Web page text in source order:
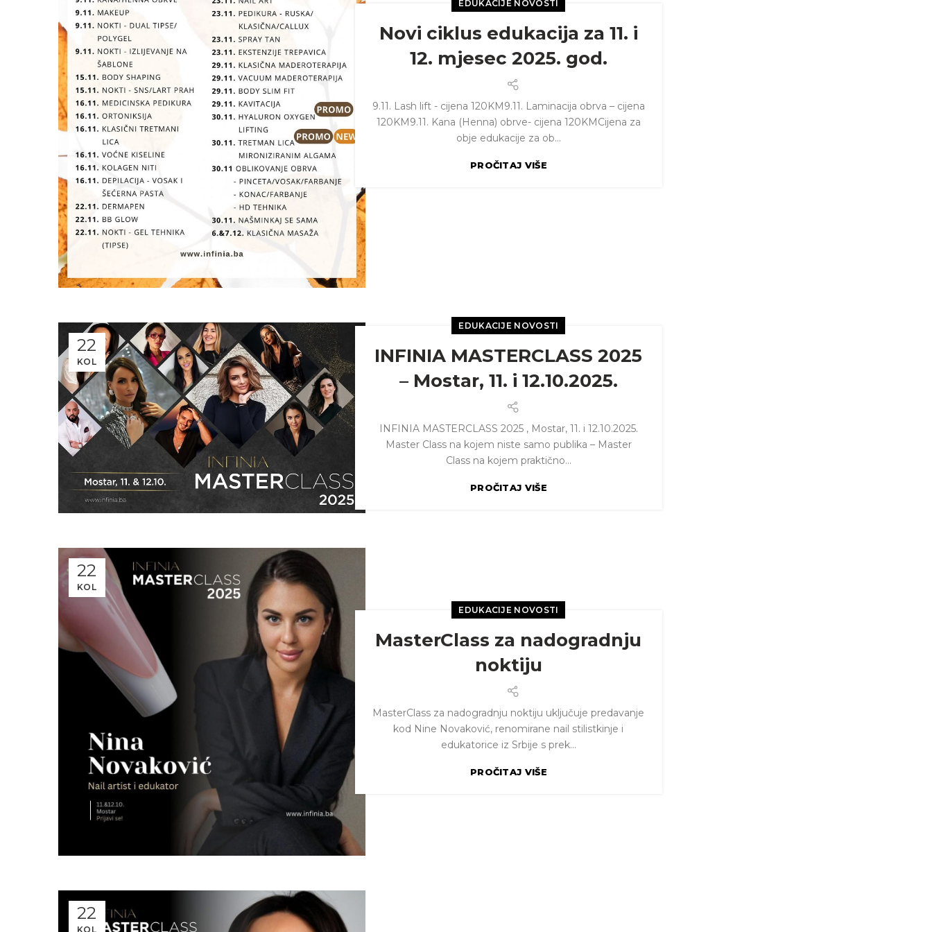
EDUKACIJE NOVOSTI
Novi ciklus edukacija za 11. i
12. mjesec 2025. god.
9.11. Lash lift - cijena 120KM9.11. Laminacija obrva – cijena
120KM9.11. Kana (Henna) obrve- cijena 120KMCijena za
obje edukacije za ob...
PROČITAJ VIŠE
22
KOL
EDUKACIJE NOVOSTI
INFINIA MASTERCLASS 2025
– Mostar, 11. i 12.10.2025.
INFINIA MASTERCLASS 2025 , Mostar, 11. i 12.10.2025.
Master Class na kojem niste samo publika – Master
Class na kojem praktično...
PROČITAJ VIŠE
22
KOL
EDUKACIJE NOVOSTI
MasterClass za nadogradnju
noktiju
MasterClass za nadogradnju noktiju uključuje predavanje
kod Nine Novaković, renomirane nail stilistkinje i
edukatorice iz Srbije s prek...
PROČITAJ VIŠE
22
KOL